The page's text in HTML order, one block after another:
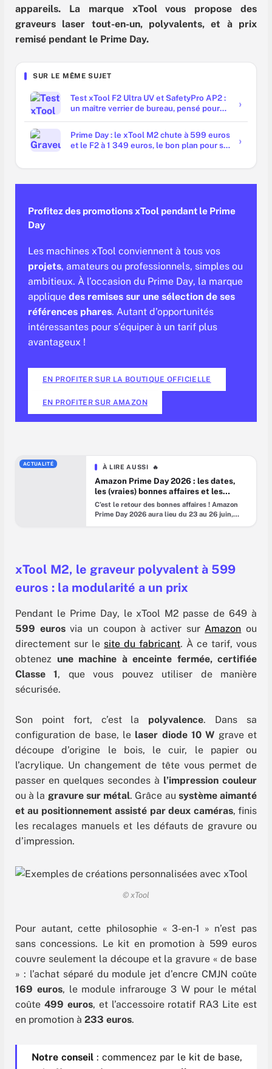
appareils. La marque xTool vous propose des
graveurs laser tout-en-un, polyvalents, et à prix
remisé pendant le Prime Day.
SUR LE MÊME SUJET
Test xTool F2 Ultra UV et SafetyPro AP2 :
un maître verrier de bureau, pensé pour
Prime Day : le xTool M2 chute à 599 euros
et le F2 à 1 349 euros, le bon plan pour se
Profitez des promotions xTool pendant le Prime
Day
Les machines xTool conviennent à tous vos
projets, amateurs ou professionnels, simples ou
ambitieux. À l’occasion du Prime Day, la marque
applique des remises sur une sélection de ses
références phares. Autant d’opportunités
intéressantes pour s’équiper à un tarif plus
avantageux !
EN PROFITER SUR LA BOUTIQUE OFFICIELLE
EN PROFITER SUR AMAZON
ACTUALITÉ À LIRE AUSSI 🔥
Amazon Prime Day 2026 : les dates,
les (vraies) bonnes affaires et les
pièges à éviter
C’est le retour des bonnes affaires ! Amazon
Prime Day 2026 aura lieu du 23 au 26 juin,
xTool M2, le graveur polyvalent à 599
euros : la modularité a un prix
Pendant le Prime Day, le xTool M2 passe de 649 à
599 eurosvia un coupon à activer surAmazon ou
directement sur le site du fabricant. À ce tarif, vous
obtenez une machine à enceinte fermée, certifiée
Classe 1, que vous pouvez utiliser de manière
sécurisée.
Son point fort, c’est la polyvalence. Dans sa
configuration de base, le laser diode 10 W grave et
découpe d’origine le bois, le cuir, le papier ou
l’acrylique. Un changement de tête vous permet de
passer en quelques secondes à l’impression couleur
ou à la gravure sur métal. Grâce au système aimanté
et au positionnement assisté par deux caméras, finis
les recalages manuels et les défauts de gravure ou
d’impression.
© xTool
Pour autant, cette philosophie « 3-en-1 » n’est pas
sans concessions. Le kit en promotion à 599 euros
couvre seulement la découpe et la gravure « de base
» : l’achat séparé du module jet d’encre CMJN coûte
169 euros, le module infrarouge 3 W pour le métal
coûte 499 euros, et l’accessoire rotatif RA3 Lite est
en promotion à 233 euros.
Notre conseil: commencez par le kit de base,